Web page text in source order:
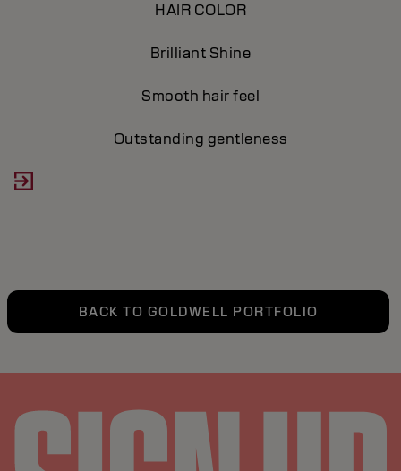
HAIR COLOR
BrilliantShine
Smooth hair feel
Outstanding gentleness
BACK TO GOLDWELL PORTFOLIO